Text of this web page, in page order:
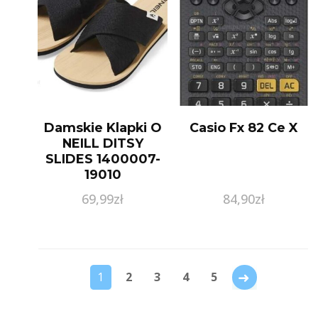
Damskie Klapki O
NEILL DITSY
SLIDES 1400007-
19010
69,99zł
Casio Fx 82 Ce X
84,90zł
1 2 3 4 5